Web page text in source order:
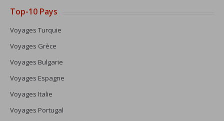
Top-10 Pays
Voyages Turquie
Voyages Grèce
Voyages Bulgarie
Voyages Espagne
Voyages Italie
Voyages Portugal